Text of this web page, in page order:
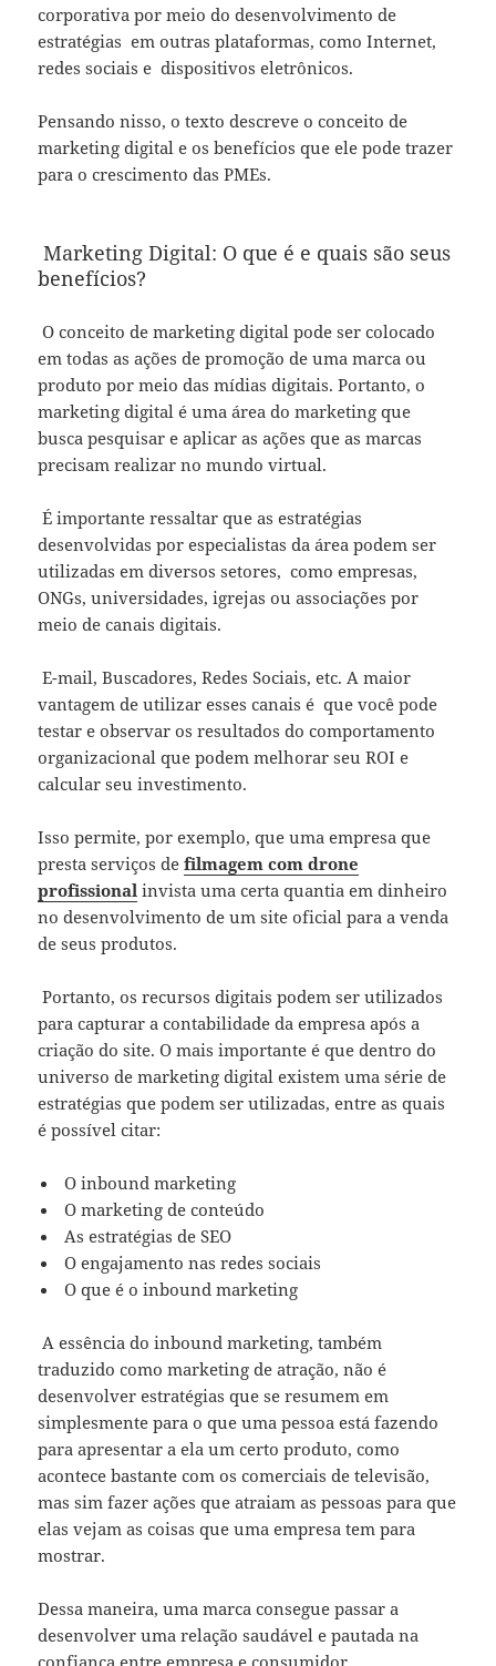
corporativa por meio do desenvolvimento de
estratégias em outras plataformas, como Internet,
redes sociais e dispositivos eletrônicos.
Pensando nisso, o texto descreve o conceito de
marketing digital e os benefícios que ele pode trazer
para o crescimento das PMEs.
Marketing Digital: O que é e quais são seus
benefícios?
O conceito de marketing digital pode ser colocado
em todas as ações de promoção de uma marca ou
produto por meio das mídias digitais. Portanto, o
marketing digital é uma área do marketing que
busca pesquisar e aplicar as ações que as marcas
precisam realizar no mundo virtual.
É importante ressaltar que as estratégias
desenvolvidas por especialistas da área podem ser
utilizadas em diversos setores, como empresas,
ONGs, universidades, igrejas ou associações por
meio de canais digitais.
E-mail, Buscadores, Redes Sociais, etc. A maior
vantagem de utilizar esses canais é que você pode
testar e observar os resultados do comportamento
organizacional que podem melhorar seu ROI e
calcular seu investimento.
Isso permite, por exemplo, que uma empresa que
presta serviços defilmagem com drone
profissional invista uma certa quantia em dinheiro
no desenvolvimento de um site oficial para a venda
de seus produtos.
Portanto, os recursos digitais podem ser utilizados
para capturar a contabilidade da empresa após a
criação do site. O mais importante é que dentro do
universo de marketing digital existem uma série de
estratégias que podem ser utilizadas, entre as quais
é possível citar:
O inbound marketing
O marketing de conteúdo
As estratégias de SEO
O engajamento nas redes sociais
O que é o inbound marketing
A essência do inbound marketing, também
traduzido como marketing de atração, não é
desenvolver estratégias que se resumem em
simplesmente para o que uma pessoa está fazendo
para apresentar a ela um certo produto, como
acontece bastante com os comerciais de televisão,
mas sim fazer ações que atraiam as pessoas para que
elas vejam as coisas que uma empresa tem para
mostrar.
Dessa maneira, uma marca consegue passar a
desenvolver uma relação saudável e pautada na
confiança entre empresa e consumidor.